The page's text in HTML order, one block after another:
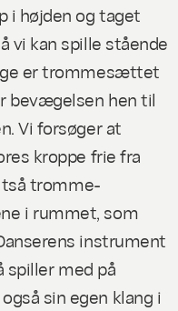
højden og taget
kan spille stående
er trommesættet
bevægelsen hen til
Vi forsøger at
kroppe frie fra
tromme-
i rummet, som
instrument
spiller med på
sin egen klang i